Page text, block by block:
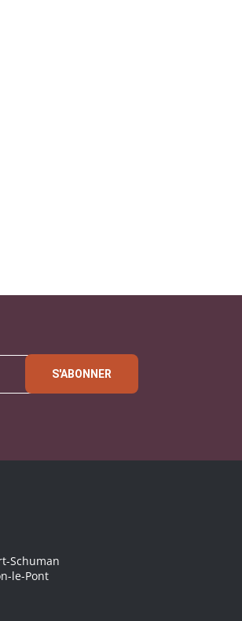
S'ABONNER
Schuman
le-Pont